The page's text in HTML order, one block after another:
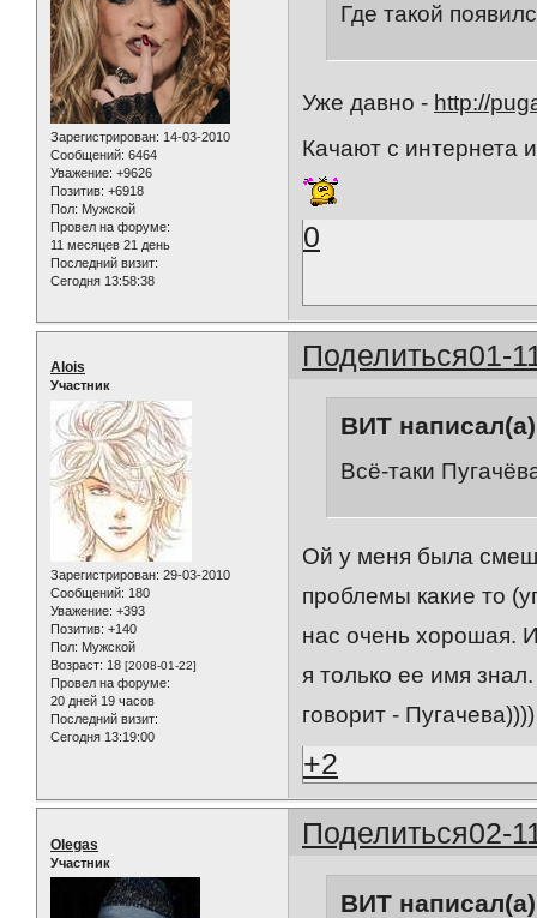
Зарегистрирован: 14-03-2010
Сообщений: 6464
Уважение: +9626
Позитив: +6918
Пол: Мужской
Провел на форуме:
11 месяцев 21 день
Последний визит:
Сегодня 13:58:38
Где такой
Уже давно - http://
Качают с интернета
0
Поделиться01-
Alois
Участник
Зарегистрирован: 29-03-2010
Сообщений: 180
Уважение: +393
Позитив: +140
Пол: Мужской
Возраст: 18 [2008-01-22]
Провел на форуме:
20 дней 19 часов
Последний визит:
Сегодня 13:19:00
ВИТ
Всё-таки
Ой у меня была
проблемы какие то
нас очень хорошая.
я только ее имя
говорит -
+2
Поделиться02-
Olegas
Участник
ВИТ